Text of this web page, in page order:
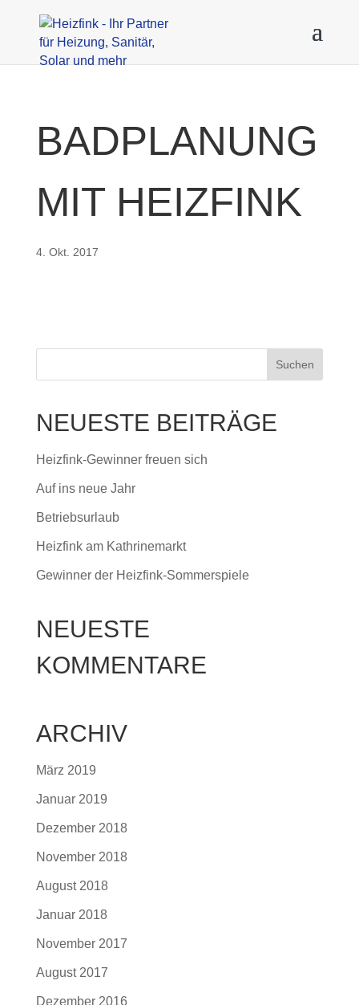
BADPLANUNG
MIT HEIZFINK
4. Okt. 2017
NEUESTE BEITRÄGE
Heizfink-Gewinner freuen sich
Auf ins neue Jahr
Betriebsurlaub
Heizfink am Kathrinemarkt
Gewinner der Heizfink-Sommerspiele
NEUESTE
KOMMENTARE
ARCHIV
März 2019
Januar 2019
Dezember 2018
November 2018
August 2018
Januar 2018
November 2017
August 2017
Dezember 2016